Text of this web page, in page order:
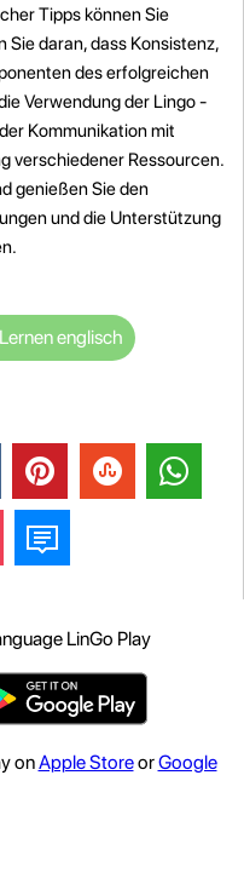
Tipps können Sie
Sie daran, dass Konsistenz,
des erfolgreichen
Verwendung der Lingo -
Kommunikation mit
verschiedener Ressourcen.
genießen Sie den
und die Unterstützung
englisch
LinGo Play
onApple StoreorGoogle